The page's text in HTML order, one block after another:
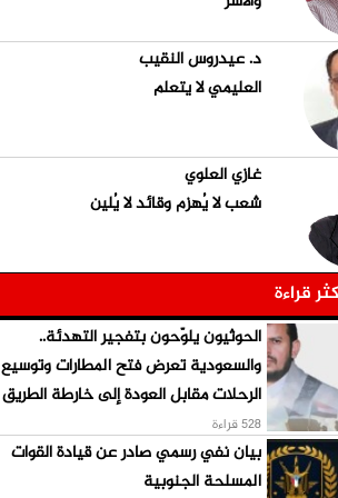
د. عيدروس النقيب
العليمي لا يتعلم
غازي العلوي
شعب لا يُهزم وقائد لا يُلين
قراءة
الحوثيون يلوّحون بتفجير التهدئة..
والسعودية تعرض فتح المطارات وتوسيع
الرحلات مقابل العودة إلى خارطة الطريق
528 قراءة
بيان نفي رسمي صادر عن قيادة القوات
المسلحة الجنوبية